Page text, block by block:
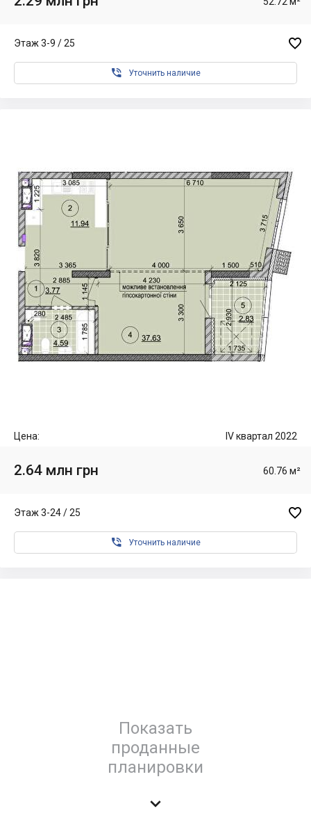
Этаж 3-9 / 25 
 Уточнить наличие
Цена: IV квартал 2022
2.64 млн грн 60.76 м²
Этаж 3-24 / 25 
 Уточнить наличие
Показать
проданные
планировки
